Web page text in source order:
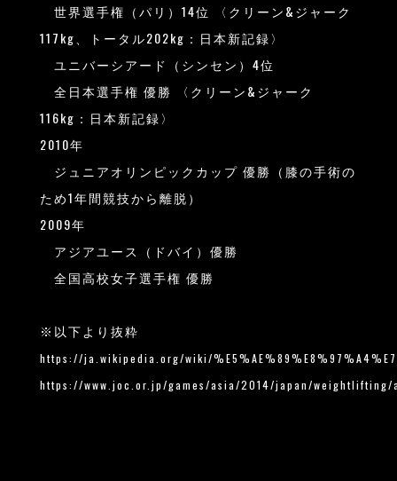
世界選手権（パリ）14位 〈クリーン&ジャーク
117kg、トータル202kg：日本新記録〉
ユニバーシアード（シンセン）4位
全日本選手権 優勝 〈クリーン&ジャーク
116kg：日本新記録〉
2010年
ジュニアオリンピックカップ 優勝（膝の手術の
ため1年間競技から離脱）
2009年
アジアユース（ドバイ）優勝
全国高校女子選手権 優勝
※以下より抜粋
https://ja.wikipedia.org/wiki/
https://www.joc.or.jp/games/asia/2014/japan/weightlifting/